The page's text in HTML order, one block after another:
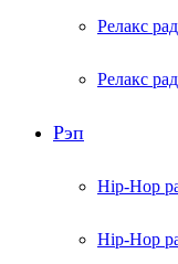
Релакс
Релакс
Рэп
Hip-Hop
Hip-Hop